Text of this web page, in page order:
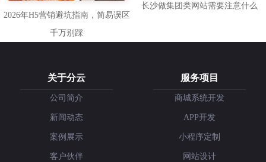
2026年H5营销避坑指南，简易误区
千万别踩
长沙做集团类网站需要注意什么
关于分云
公司简介
新闻动态
案例展示
客户伙伴
服务项目
商城系统开发
APP开发
小程序定制
网站设计